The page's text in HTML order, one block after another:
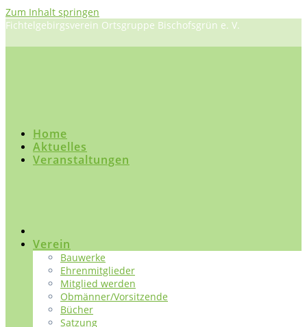
Zum Inhalt springen
Fichtelgebirgsverein Ortsgruppe Bischofsgrün e. V.
Home
Aktuelles
Veranstaltungen
Verein
Bauwerke
Ehrenmitglieder
Mitglied werden
Obmänner/Vorsitzende
Bücher
Satzung